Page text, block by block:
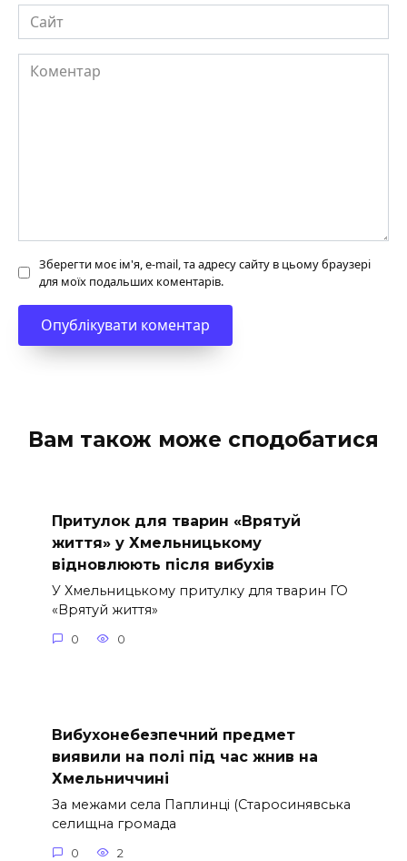
Сайт
Коментар
Зберегти моє ім'я, e-mail, та адресу сайту в цьому браузері
для моїх подальших коментарів.
Вам також може сподобатися
Притулок для тварин «Врятуй
життя» у Хмельницькому
відновлюють після вибухів
У Хмельницькому притулку для тварин ГО
«Врятуй життя»
0 0
Вибухонебезпечний предмет
виявили на полі під час жнив на
Хмельниччині
За межами села Паплинці (Старосинявська
селищна громада
0 2